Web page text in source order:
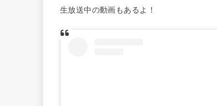
生放送中の動画もあるよ！